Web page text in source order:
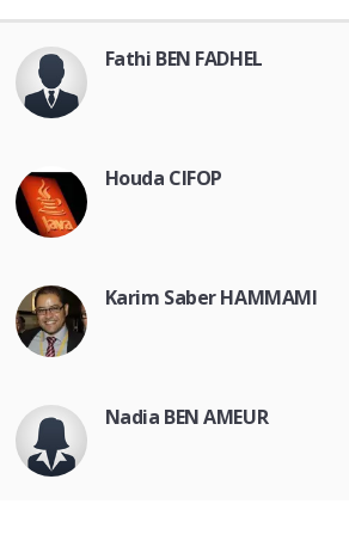
Fathi BEN FADHEL
Houda CIFOP
Karim Saber HAMMAMI
Nadia BEN AMEUR